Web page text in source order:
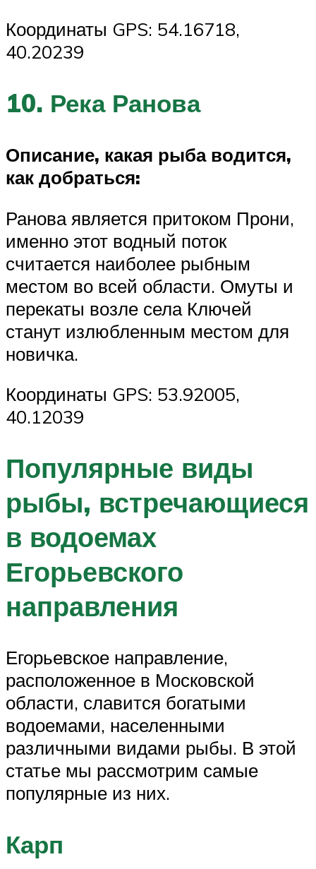
Координаты GPS: 54.16718,
40.20239
10. Река Ранова
Описание, какая рыба водится,
как добраться:
Ранова является притоком Прони,
именно этот водный поток
считается наиболее рыбным
местом во всей области. Омуты и
перекаты возле села Ключей
станут излюбленным местом для
новичка.
Координаты GPS: 53.92005,
40.12039
Популярные виды
рыбы, встречающиеся
в водоемах
Егорьевского
направления
Егорьевское направление,
расположенное в Московской
области, славится богатыми
водоемами, населенными
различными видами рыбы. В этой
статье мы рассмотрим самые
популярные из них.
Карп